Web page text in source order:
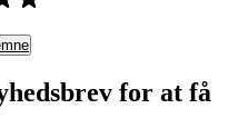
for at få